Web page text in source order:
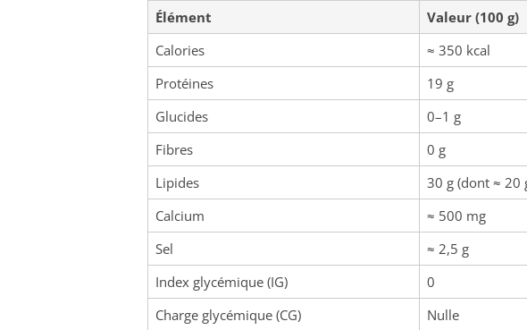
Élément
Valeur (100 g)
Calories
≈ 350 kcal
Protéines
19 g
Glucides
0–1 g
Fibres
0 g
Lipides
30 g (dont ≈ 20
Calcium
≈ 500 mg
Sel
≈ 2,5 g
Index glycémique (IG)
0
Charge glycémique (CG)
Nulle